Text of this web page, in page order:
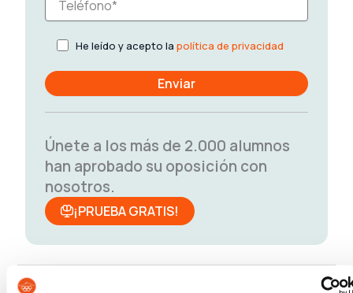
He leído y acepto la política de privacidad
Únete a los más de 2.000 alumnos
han aprobado su oposición con
nosotros.
¡PRUEBA GRATIS!